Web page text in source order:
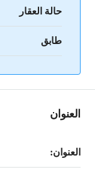
حالة العقار
طابق
العنوان
العنوان: